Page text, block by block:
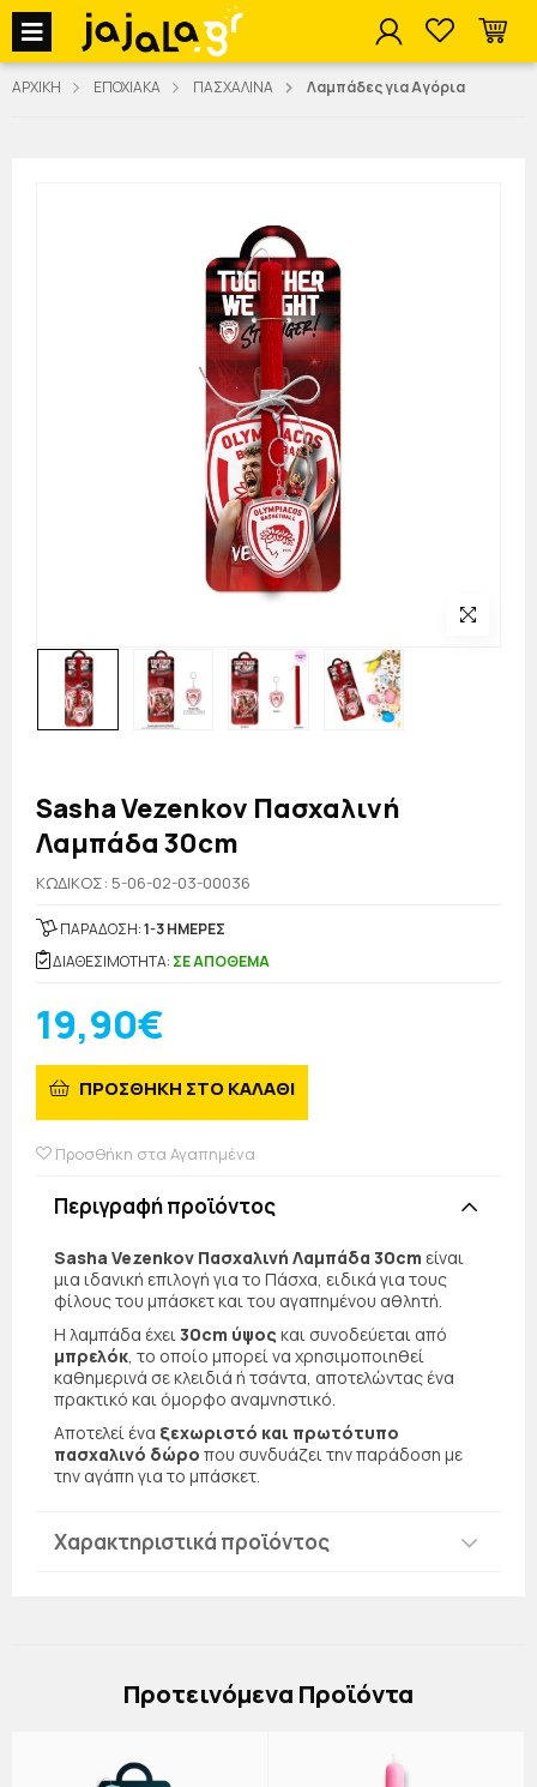
jajala Menu
ΑΡΧΙΚΗ ΕΠΟΧΙΑΚΑ ΠΑΣΧΑΛΙΝΑ Λαμπάδες για Αγόρια
Sasha Vezenkov Πασχαλινή
Λαμπάδα 30cm
KΩΔΙΚΟΣ: 5-06-02-03-00036
ΠΑΡΑΔΟΣΗ:1-3 ΗΜΕΡΕΣ
ΔΙΑΘΕΣΙΜΟΤΗΤΑ: ΣΕ ΑΠΟΘΕΜΑ
19,90€
ΠΡΟΣΘΗΚΗ ΣΤΟ ΚΑΛΑΘΙ
Προσθήκη στα Αγαπημένα
Περιγραφή προϊόντος
Sasha Vezenkov Πασχαλινή Λαμπάδα 30cm είναι
μια ιδανική επιλογή για το Πάσχα, ειδικά για τους
φίλους του μπάσκετ και του αγαπημένου αθλητή.
Η λαμπάδα έχει 30cm ύψος και συνοδεύεται από
μπρελόκ , το οποίο μπορεί να χρησιμοποιηθεί
καθημερινά σε κλειδιά ή τσάντα, αποτελώντας ένα
πρακτικό και όμορφο αναμνηστικό.
Αποτελεί ένα ξεχωριστό και πρωτότυπο
πασχαλινό δώρο που συνδυάζει την παράδοση με
την αγάπη για το μπάσκετ.
Χαρακτηριστικά προϊόντος
Πρoτεινόμενα Προϊόντα